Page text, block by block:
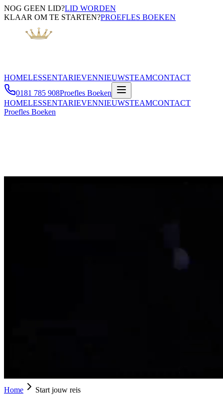
NOG GEEN LID?LID WORDEN
KLAAR OM TE STARTEN?PROEFLES BOEKEN
HOMELESSENTARIEVENNIEUWSTEAMCONTACT
0181 785 908Proefles Boeken
HOMELESSENTARIEVENNIEUWSTEAMCONTACT
Proefles Boeken
Home Start jouw reis